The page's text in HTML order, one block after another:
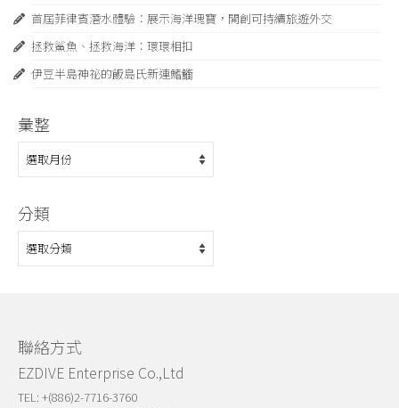
首屆菲律賓潛水體驗：展示海洋瑰寶，開創可持續旅遊外交
拯救鯊魚、拯救海洋：環環相扣
伊豆半島神祕的飯島氏新連鰭䲗
彙整
彙
整
分類
分
類
聯絡方式
EZDIVE Enterprise Co.,Ltd
TEL: +(886)2-7716-3760